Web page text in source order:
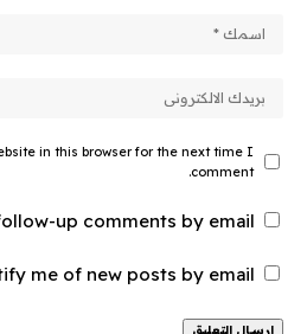
in this browser for the next time I
comment.
up comments by email.
me of new posts by email.